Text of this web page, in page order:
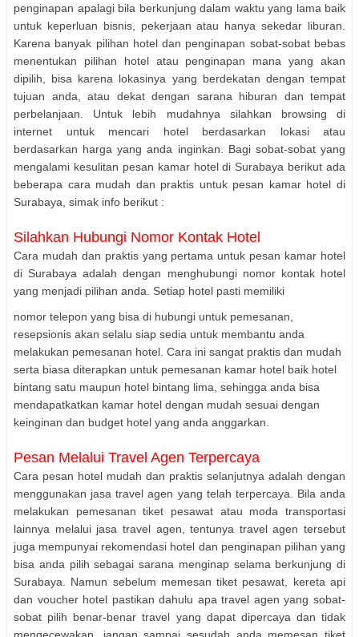
penginapan apalagi bila berkunjung dalam waktu yang lama baik
untuk keperluan bisnis, pekerjaan atau hanya sekedar liburan.
Karena banyak pilihan hotel dan penginapan sobat-sobat bebas
menentukan pilihan hotel atau penginapan mana yang akan
dipilih, bisa karena lokasinya yang berdekatan dengan tempat
tujuan anda, atau dekat dengan sarana hiburan dan tempat
perbelanjaan. Untuk lebih mudahnya silahkan browsing di
internet untuk mencari hotel berdasarkan lokasi atau
berdasarkan harga yang anda inginkan. Bagi sobat-sobat yang
mengalami kesulitan pesan kamar hotel di Surabaya berikut ada
beberapa cara mudah dan praktis untuk pesan kamar hotel di
Surabaya, simak info berikut :
Silahkan Hubungi Nomor Kontak Hotel
Cara mudah dan praktis yang pertama untuk pesan kamar hotel
di Surabaya adalah dengan menghubungi nomor kontak hotel
yang menjadi pilihan anda. Setiap hotel pasti memiliki
nomor telepon yang bisa di hubungi untuk pemesanan,
resepsionis akan selalu siap sedia untuk membantu anda
melakukan pemesanan hotel. Cara ini sangat praktis dan mudah
serta biasa diterapkan untuk pemesanan kamar hotel baik hotel
bintang satu maupun hotel bintang lima, sehingga anda bisa
mendapatkatkan kamar hotel dengan mudah sesuai dengan
keinginan dan budget hotel yang anda anggarkan.
Pesan Melalui Travel Agen Terpercaya
Cara pesan hotel mudah dan praktis selanjutnya adalah dengan
menggunakan jasa travel agen yang telah terpercaya. Bila anda
melakukan pemesanan tiket pesawat atau moda transportasi
lainnya melalui jasa travel agen, tentunya travel agen tersebut
juga mempunyai rekomendasi hotel dan penginapan pilihan yang
bisa anda pilih sebagai sarana menginap selama berkunjung di
Surabaya. Namun sebelum memesan tiket pesawat, kereta api
dan voucher hotel pastikan dahulu apa travel agen yang sobat-
sobat pilih benar-benar travel yang dapat dipercaya dan tidak
mengecewakan, jangan sampai sesudah anda memesan tiket